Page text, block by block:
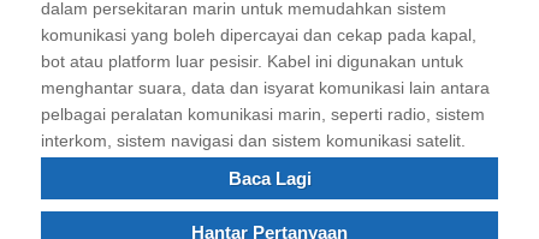
dalam persekitaran marin untuk memudahkan sistem
komunikasi yang boleh dipercayai dan cekap pada kapal,
bot atau platform luar pesisir. Kabel ini digunakan untuk
menghantar suara, data dan isyarat komunikasi lain antara
pelbagai peralatan komunikasi marin, seperti radio, sistem
interkom, sistem navigasi dan sistem komunikasi satelit.
Baca Lagi
Hantar Pertanyaan